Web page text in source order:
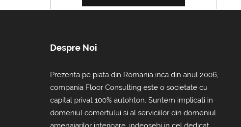
Despre Noi
Prezenta pe piata din Romania inca din anul 2006,
compania Floor Consulting este o societate cu
capital privat 100% autohton. Suntem implicati in
domeniul comertului si al serviciilor din domeniul